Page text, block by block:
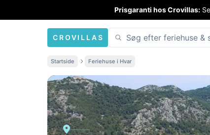
Prisgaranti hos Crovillas:
CROVILLAS
Startside Feriehuse i Hvar